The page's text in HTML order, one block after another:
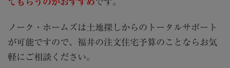
てもらうのがおすすめです。
ノーク・ホームズは土地探しからのトータルサポート
が可能ですので、福井の注文住宅予算のことならお気
軽にご相談ください。